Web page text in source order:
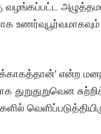
என்ற
துறுதுறுவென